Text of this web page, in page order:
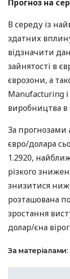
Прогноз на
В середу із
здатних
відзначити
зайнятості в
єврозони, а
Manufacturing
виробництва
За прогнозами
євро/долара
1.2920,
різкого
знизитися
розташована
зростання
долар/єна
За матеріалами: